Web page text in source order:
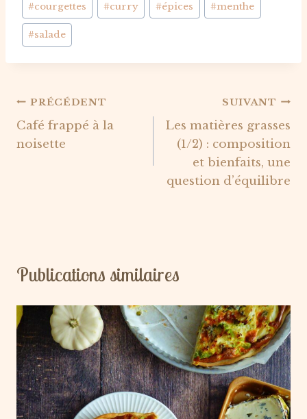
la
publication :
#courgettes #curry #épices #menthe
#salade
Navigation
de
PRÉCÉDENT
Café frappé à la
noisette
SUIVANT
Les matières grasses
(1/2) : composition
et bienfaits, une
question d’équilibre
Publications similaires